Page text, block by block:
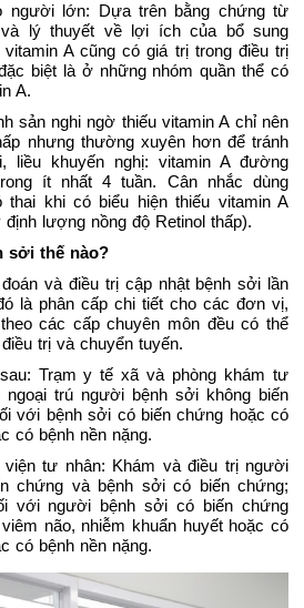
người lớn: Dựa trên bằng chứng từ
lý thuyết về lợi ích của bổ sung
A cũng có giá trị trong điều trị
biệt là ở những nhóm quần thể có
A.
sản nghi ngờ thiếu vitamin A chỉ nên
nhưng thường xuyên hơn để tránh
liều khuyến nghị: vitamin A đường
ít nhất 4 tuần. Cân nhắc dùng
khi có biểu hiện thiếu vitamin A
định lượng nồng độ Retinol thấp).
sởi thế nào?
và điều trị cập nhật bệnh sởi lần
là phân cấp chi tiết cho các đơn vị,
các cấp chuyên môn đều có thể
trị và chuyển tuyến.
Trạm y tế xã và phòng khám tư
ngoại trú người bệnh sởi không biến
với bệnh sởi có biến chứng hoặc có
có bệnh nền nặng.
viện tư nhân: Khám và điều trị người
chứng và bệnh sởi có biến chứng;
với người bệnh sởi có biến chứng
não, nhiễm khuẩn huyết hoặc có
có bệnh nền nặng.